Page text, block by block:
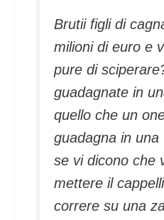
Brutii figli di
milioni di euro e
pure di
guadagnate in
quello che un
guadagna in
se vi dicono che
mettere il
correre su una